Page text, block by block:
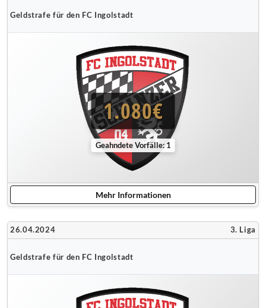
Geldstrafe für den FC Ingolstadt
1.080€
Geahndete Vorfälle: 1
Mehr Informationen
26.04.2024 3. Liga
Geldstrafe für den FC Ingolstadt